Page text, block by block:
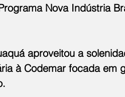
Nova Indústria
aproveitou a
à Codemar focada em